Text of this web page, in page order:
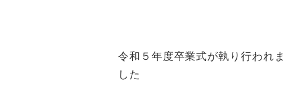
令和５年度卒業式が執り行われま
した